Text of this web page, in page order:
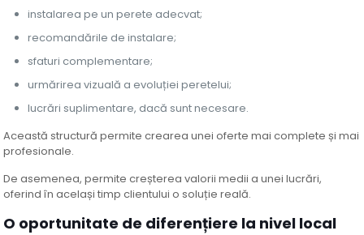
instalarea pe un perete adecvat;
recomandările de instalare;
sfaturi complementare;
urmărirea vizuală a evoluției peretelui;
lucrări suplimentare, dacă sunt necesare.
Această structură permite crearea unei oferte mai complete și mai
profesionale.
De asemenea, permite creșterea valorii medii a unei lucrări,
oferind în același timp clientului o soluție reală.
O oportunitate de diferențiere la nivel local